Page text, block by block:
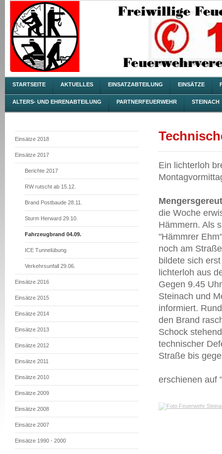
STARTSEITE AKTUELLES EINSATZABTEILUNG EINSÄTZE
ALTERS- UND EHRENABTEILUNG PARTNERFEUERWEHR STEINACH
Einsätze 2018
Einsätze 2017
Berichte 2017
RW rutscht ab 15.12.
Brand Postbaude 28.11.
Sturm Herward 29.10.
Fahrzeugbrand 04.09.
ICE Tunnelübung
Verkehrsunfall 29.06.
Einsätze 2016
Einsätze 2015
Einsätze 2014
Einsätze 2013
Einsätze 2012
Einsätze 2011
Einsätze 2010
Einsätze 2009
Einsätze 2008
Einsätze 2007
Einsätze 1990 - 2000
Ein lichterloh
die Woche
Hämmern. Als
"Hämmrer
noch am
bildete sich
lichterloh aus
Gegen 9.45
Steinach und
informiert.
den Brand
Schock
technischer
Straße bis
erschienen auf